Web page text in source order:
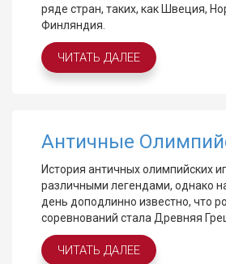
ряде стран, таких, как Швеция,
Финляндия.
ЧИТАТЬ ДАЛЕЕ
Античные
История античных олимпийских
различными легендами, однако
день доподлинно известно, что
соревнований стала Древняя
ЧИТАТЬ ДАЛЕЕ